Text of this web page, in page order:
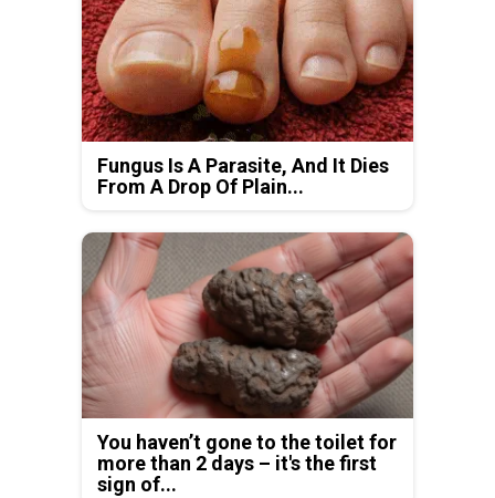
Fungus Is A Parasite, And It Dies
From A Drop Of Plain...
You haven’t gone to the toilet for
more than 2 days – it's the first
sign of...